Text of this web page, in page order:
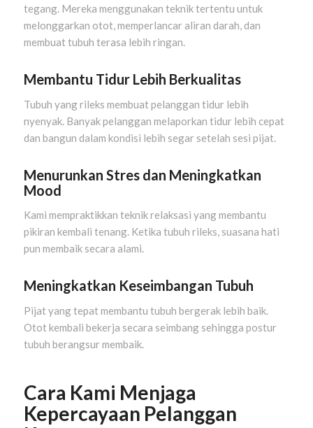
tegang. Mereka menggunakan teknik tertentu untuk
melonggarkan otot, memperlancar aliran darah, dan
membuat tubuh terasa lebih ringan.
Membantu Tidur Lebih Berkualitas
Tubuh yang rileks membuat pelanggan tidur lebih
nyenyak. Banyak pelanggan melaporkan tidur lebih cepat
dan bangun dalam kondisi lebih segar setelah sesi pijat.
Menurunkan Stres dan Meningkatkan
Mood
Kami mempraktikkan teknik relaksasi yang membantu
pikiran kembali tenang. Ketika tubuh rileks, suasana hati
pun membaik secara alami.
Meningkatkan Keseimbangan Tubuh
Pijat yang tepat membantu tubuh bergerak lebih baik.
Otot kembali bekerja secara seimbang sehingga postur
tubuh berangsur membaik.
Cara Kami Menjaga
Kepercayaan Pelanggan